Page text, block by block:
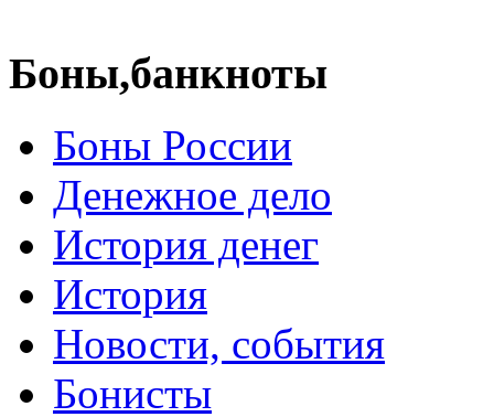
Боны,банкноты
Боны России
Денежное дело
История денег
История
Новости, события
Бонисты